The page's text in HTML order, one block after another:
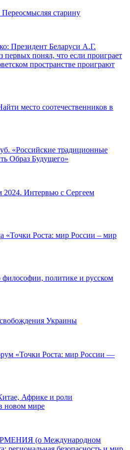
старину
Президент Беларуси А.Г.
понял, что если проиграет
пространстве проиграют
место соотечественников в
«Российские традиционные
Образ Будущего»
Интервью с Сергеем
«Точки Роста: мир России – мир
философии, политике и русском
Украины
«Точки Роста: мир России —
Африке и роли
новом мире
(о Международном